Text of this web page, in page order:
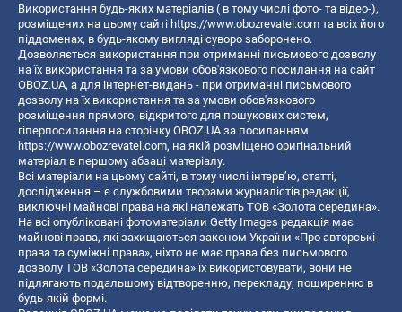
Використання будь-яких матеріалів ( в тому числі фото- та відео-),
розміщених на цьому сайті https://www.obozrevatel.com та всіх його
піддоменах, в будь-якому вигляді суворо заборонено.
Дозволяється використання при отриманні письмового дозволу
на їх використання та за умови обов'язкового посилання на сайт
OBOZ.UA, а для інтернет-видань - при отриманні письмового
дозволу на їх використання та за умови обов'язкового
розміщення прямого, відкритого для пошукових систем,
гіперпосилання на сторінку OBOZ.UA за посиланням
https://www.obozrevatel.com, на якій розміщено оригінальний
матеріал в першому абзаці матеріалу.
Всі матеріали на цьому сайті, в тому числі інтерв’ю, статті,
дослідження – є службовими творами журналістів редакції,
виключні майнові права на які належать ТОВ «Золота середина».
На всі опубліковані фотоматеріали Getty Images редакція має
майнові права, які захищаються законом України «Про авторські
права та суміжні права», ніхто не має права без письмового
дозволу ТОВ «Золота середина» їх використовувати, вони не
підлягають подальшому відтворенню, перекладу, поширенню в
будь-якій формі.